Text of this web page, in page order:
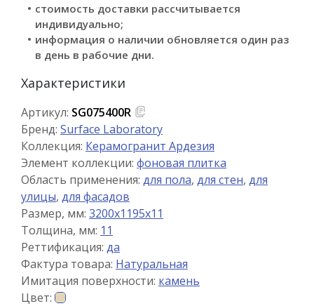
стоимость доставки рассчитывается
индивидуально;
информация о наличии обновляется один раз
в день в рабочие дни.
Характеристики
Артикул: SG075400R
Бренд: Surface Laboratory
Коллекция: Керамогранит Ардезия
Элемент коллекции: фоновая плитка
Область применения: для пола, для стен, для
улицы, для фасадов
Размер, мм: 3200x1195x11
Толщина, мм: 11
Реттификация: да
Фактура товара: Натуральная
Имитация поверхности: камень
Цвет: